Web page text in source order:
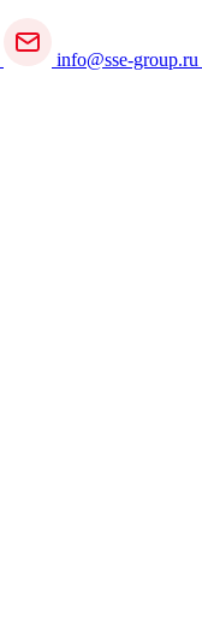
info@sse-group.ru